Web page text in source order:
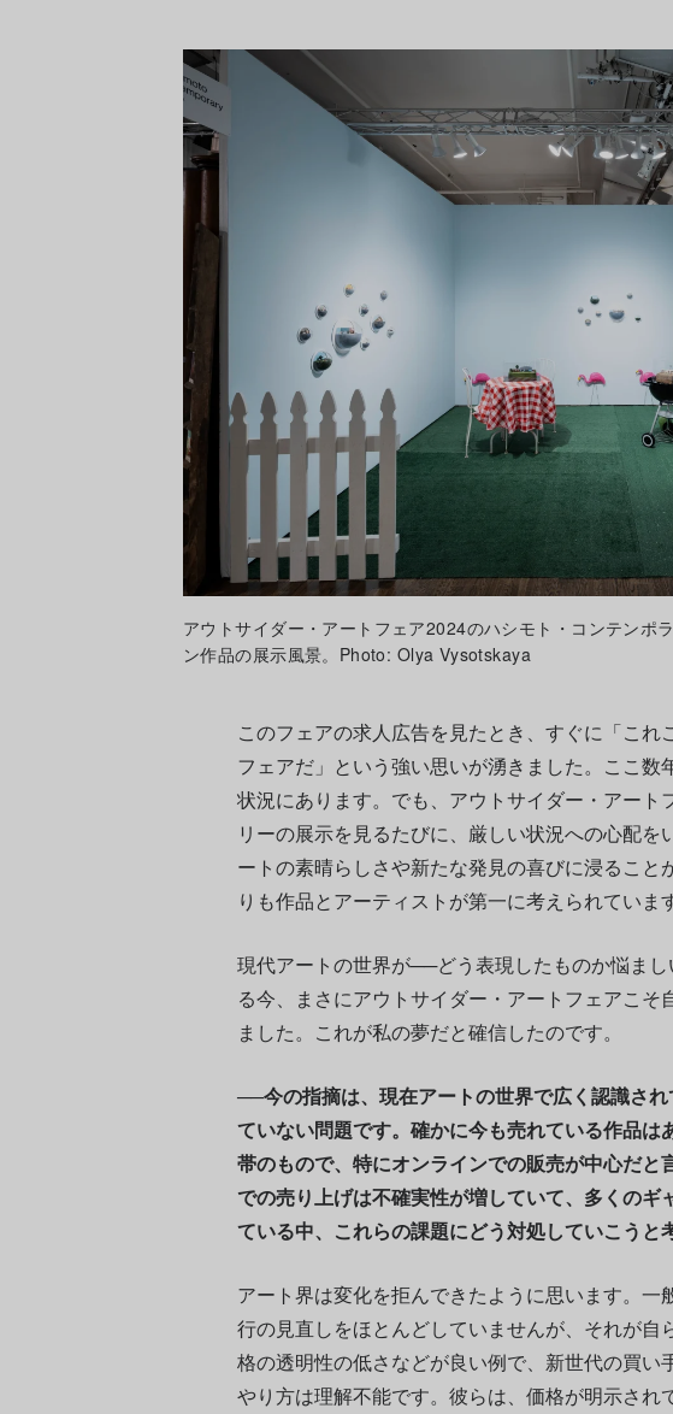
アウトサイダー・アートフェア2024のハシモト・コンテンポ
ン作品の展示風景。Photo: Olya Vysotskaya
このフェアの求人広告を見たとき、すぐに「これ
フェアだ」という強い思いが湧きました。ここ数
状況にあります。でも、アウトサイダー・アート
リーの展示を見るたびに、厳しい状況への心配を
ートの素晴らしさや新たな発見の喜びに浸ること
りも作品とアーティストが第一に考えられています
現代アートの世界が──どう表現したものか悩ま
る今、まさにアウトサイダー・アートフェアこそ
ました。これが私の夢だと確信したのです。
──今の指摘は、現在アートの世界で広く認識さ
ていない問題です。確かに今も売れている作品は
帯のもので、特にオンラインでの販売が中心だと
での売り上げは不確実性が増していて、多くのギ
ている中、これらの課題にどう対処していこうと
アート界は変化を拒んできたように思います。一
行の見直しをほとんどしていませんが、それが自
格の透明性の低さなどが良い例で、新世代の買い
やり方は理解不能です。彼らは、価格が明示され